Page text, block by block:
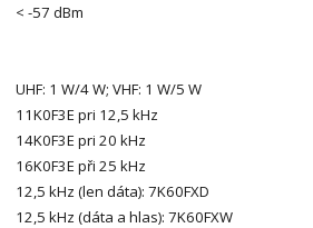
< -57 dBm
UHF: 1 W/4 W; VHF: 1 W/5 W
11K0F3E pri 12,5 kHz
14K0F3E pri 20 kHz
16K0F3E při 25 kHz
12,5 kHz (len dáta): 7K60FXD
12,5 kHz (dáta a hlas): 7K60FXW